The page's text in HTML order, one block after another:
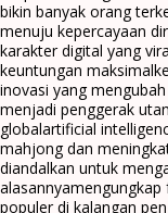
bikin banyak orang
menuju kepercayaan
karakter digital yang
keuntungan maksimal
inovasi yang
menjadi penggerak
globalartificial
mahjong dan
diandalkan untuk
alasannya
populer di kalangan